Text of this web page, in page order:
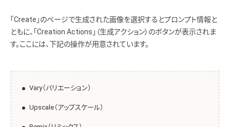
「Create」のページで生成された画像を選択するとプロンプト情報と
ともに、「Creation Actions」（生成アクション）のボタンが表示されま
す。ここには、下記の操作が用意されています。
Vary（バリエーション）
Upscale（アップスケール）